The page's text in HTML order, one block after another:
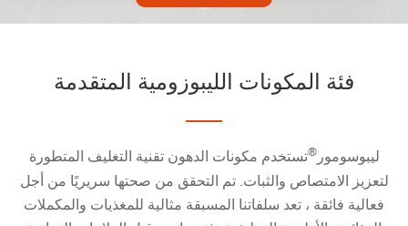
فئة المكونات الليبوزومية المتقدمة
ليبوسومور®تستخدم مكونات الدهون تقنية التغليف المتطورة
لتعزيز الامتصاص والثبات. تم التحقق من صحتها سريريًا من أجل
فعالية فائقة ، تعد سلفاتنا المسبقة مثالية للمغذيات والمكملات